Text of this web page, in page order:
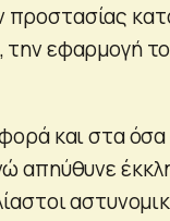
εφαρμογή
και στα
απηύθυνε